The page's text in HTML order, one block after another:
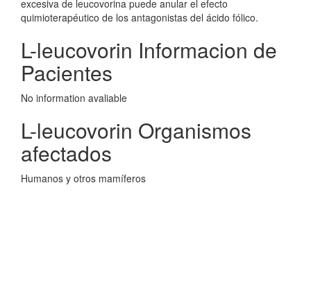
excesiva de leucovorina puede anular el efecto
quimioterapéutico de los antagonistas del ácido fólico.
L-leucovorin Informacion de
Pacientes
No information avaliable
L-leucovorin Organismos
afectados
Humanos y otros mamíferos